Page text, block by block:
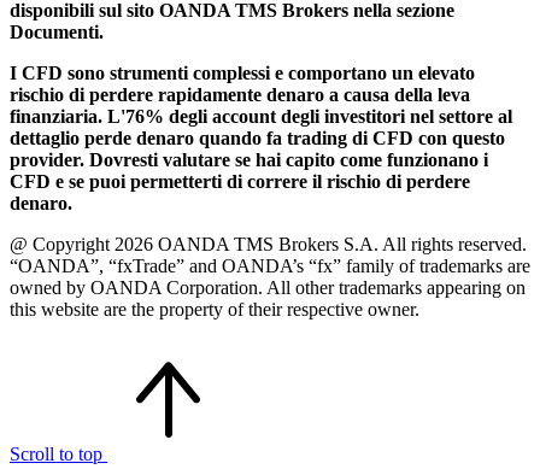
disponibili sul sito OANDA TMS Brokers nella sezione
Documenti.
I CFD sono strumenti complessi e comportano un elevato
rischio di perdere rapidamente denaro a causa della leva
finanziaria. L'76% degli account degli investitori nel settore al
dettaglio perde denaro quando fa trading di CFD con questo
provider. Dovresti valutare se hai capito come funzionano i
CFD e se puoi permetterti di correre il rischio di perdere
denaro.
@ Copyright 2026 OANDA TMS Brokers S.A. All rights reserved.
“OANDA”, “fxTrade” and OANDA’s “fx” family of trademarks are
owned by OANDA Corporation. All other trademarks appearing on
this website are the property of their respective owner.
Scroll to top